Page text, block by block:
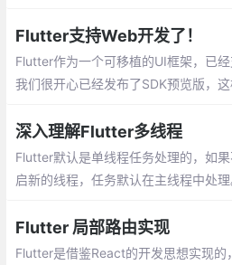
能够交付在不同平台上都感觉自然流畅
性能应用程序。我们兼容滚动行为、
图标等方面的差异。
Flutter支持Web开发了！
Flutter作为一个可移植的UI框架，已经
我们很开心已经发布了SDK预览版，
深入理解Flutter多线程
Flutter默认是单线程任务处理的，如
启新的线程，任务默认在主线程中处
环和消息队列的概念，但在Dart中线程
solate。
Flutter 局部路由实现
Flutter是借鉴React的开发思想实现